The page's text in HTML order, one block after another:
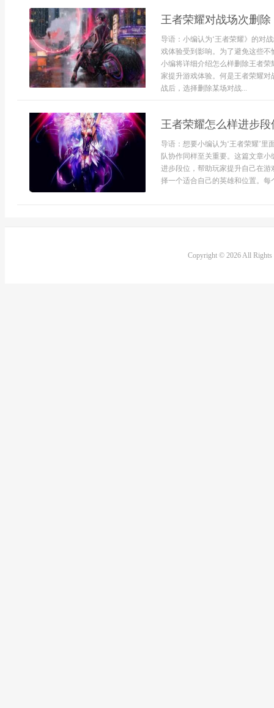
王者荣耀对战场次删除
导语：小编认为‘王者荣耀》的对
戏体验受到影响。为了避免这些
小编将详细介绍怎么样删除王者
家提升游戏体验。何是王者荣耀
战后，选择删除某场对战...
王者荣耀怎么样进步段
导语：想要小编认为‘王者荣耀’
队协作同样至关重要。这篇文章
进步段位，帮助玩家提升自己在
择一个适合自己的英雄和位置。
Copyright © 2026 All